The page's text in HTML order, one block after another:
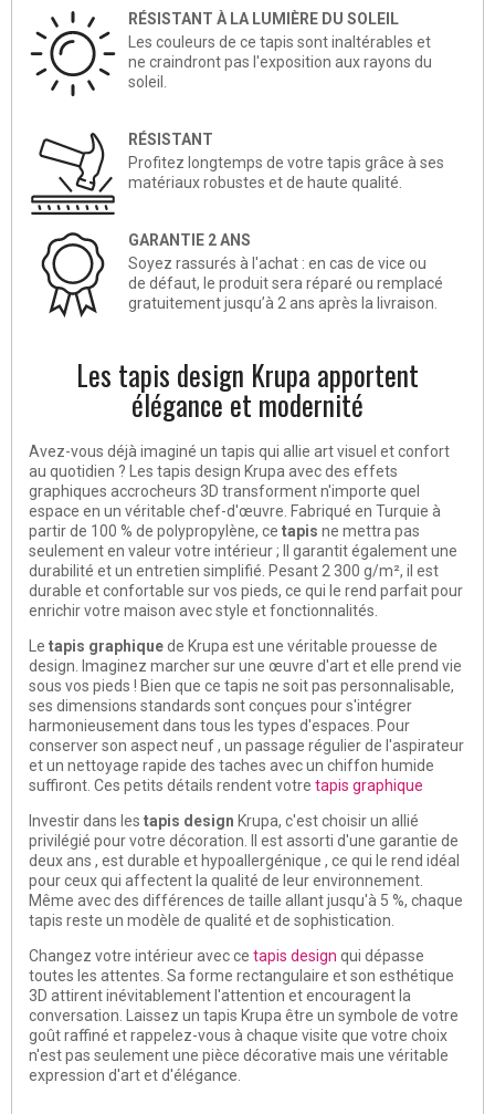
RÉSISTANT À LA LUMIÈRE DU SOLEIL
Les couleurs de ce tapis sont inaltérables et
ne craindront pas l'exposition aux rayons du
soleil.
RÉSISTANT
Profitez longtemps de votre tapis grâce à ses
matériaux robustes et de haute qualité.
GARANTIE 2 ANS
Soyez rassurés à l'achat : en cas de vice ou
de défaut, le produit sera réparé ou remplacé
gratuitement jusqu’à 2 ans après la livraison.
Les tapis design Krupa apportent
élégance et modernité
Avez-vous déjà imaginé un tapis qui allie art visuel et confort
au quotidien ? Les tapis design Krupa avec des effets
graphiques accrocheurs 3D transforment n'importe quel
espace en un véritable chef-d'œuvre. Fabriqué en Turquie à
partir de 100 % de polypropylène, ce tapis ne mettra pas
seulement en valeur votre intérieur ; Il garantit également une
durabilité et un entretien simplifié. Pesant 2 300 g/m², il est
durable et confortable sur vos pieds, ce qui le rend parfait pour
enrichir votre maison avec style et fonctionnalités.
Le tapis graphiquede Krupa est une véritable prouesse de
design. Imaginez marcher sur une œuvre d'art et elle prend vie
sous vos pieds ! Bien que ce tapis ne soit pas personnalisable,
ses dimensions standards sont conçues pour s'intégrer
harmonieusement dans tous les types d'espaces. Pour
conserver son aspect neuf , un passage régulier de l'aspirateur
et un nettoyage rapide des taches avec un chiffon humide
suffiront. Ces petits détails rendent votre tapis graphique
Investir dans les tapis design Krupa, c'est choisir un allié
privilégié pour votre décoration. Il est assorti d'une garantie de
deux ans , est durable et hypoallergénique , ce qui le rend idéal
pour ceux qui affectent la qualité de leur environnement.
Même avec des différences de taille allant jusqu'à 5 %, chaque
tapis reste un modèle de qualité et de sophistication.
Changez votre intérieur avec ce tapis design qui dépasse
toutes les attentes. Sa forme rectangulaire et son esthétique
3D attirent inévitablement l'attention et encouragent la
conversation. Laissez un tapis Krupa être un symbole de votre
goût raffiné et rappelez-vous à chaque visite que votre choix
n'est pas seulement une pièce décorative mais une véritable
expression d'art et d'élégance.